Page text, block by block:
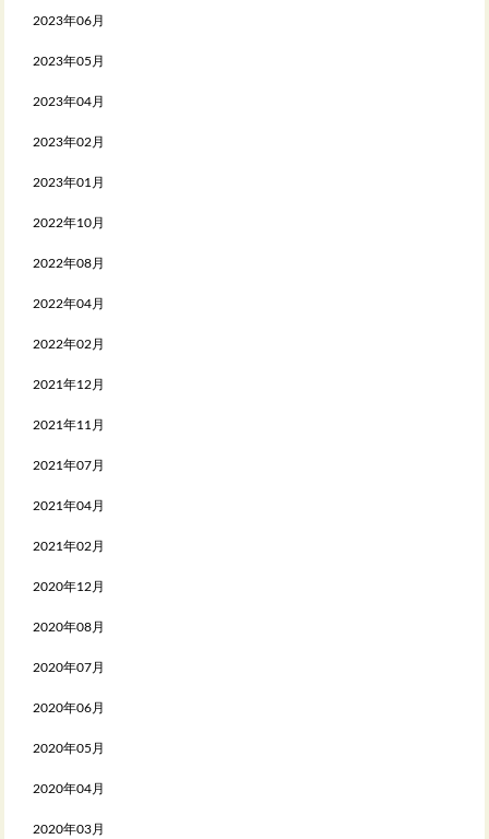
2023年06月
2023年05月
2023年04月
2023年02月
2023年01月
2022年10月
2022年08月
2022年04月
2022年02月
2021年12月
2021年11月
2021年07月
2021年04月
2021年02月
2020年12月
2020年08月
2020年07月
2020年06月
2020年05月
2020年04月
2020年03月